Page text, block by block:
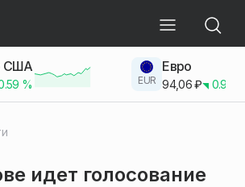
США
% EUR
Евро
94,06₽ 0.93
идет голосование